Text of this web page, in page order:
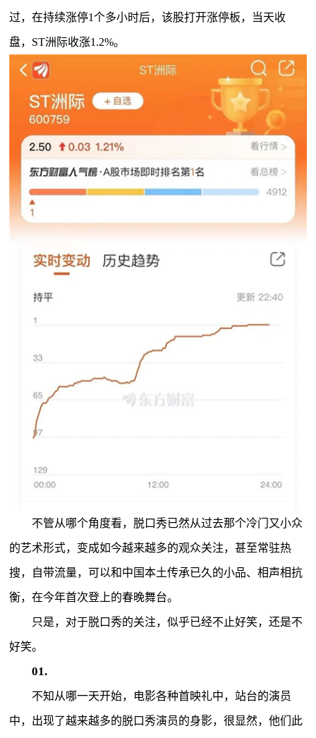
过，在持续涨停1个多小时后，该股打开涨停板，当天收
盘，ST洲际收涨1.2%。
不管从哪个角度看，脱口秀已然从过去那个冷门又小众
的艺术形式，变成如今越来越多的观众关注，甚至常驻热
搜，自带流量，可以和中国本土传承已久的小品、相声相抗
衡，在今年首次登上的春晚舞台。
只是，对于脱口秀的关注，似乎已经不止好笑，还是不
好笑。
01.
不知从哪一天开始，电影各种首映礼中，站台的演员
中，出现了越来越多的脱口秀演员的身影，很显然，他们此